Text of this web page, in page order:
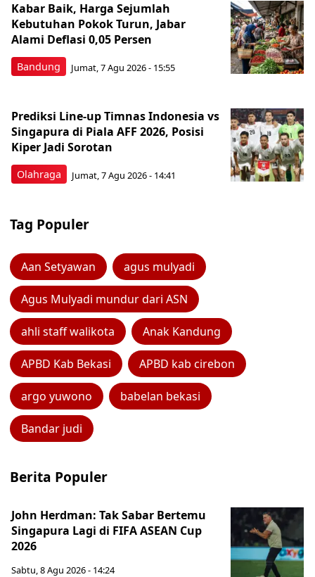
Bandung
Kabar Baik, Harga Sejumlah
Kebutuhan Pokok Turun, Jabar
Alami Deflasi 0,05 Persen
Jumat, 7 Agu 2026 - 15:55
Olahraga
Prediksi Line-up Timnas Indonesia vs
Singapura di Piala AFF 2026, Posisi
Kiper Jadi Sorotan
Jumat, 7 Agu 2026 - 14:41
Tag Populer
Aan Setyawan agus mulyadi
Agus Mulyadi mundur dari ASN
ahli staff walikota Anak Kandung
APBD Kab Bekasi APBD kab cirebon
argo yuwono babelan bekasi
Bandar judi
Berita Populer
John Herdman: Tak Sabar Bertemu
Singapura Lagi di FIFA ASEAN Cup
2026
Sabtu, 8 Agu 2026 - 14:24